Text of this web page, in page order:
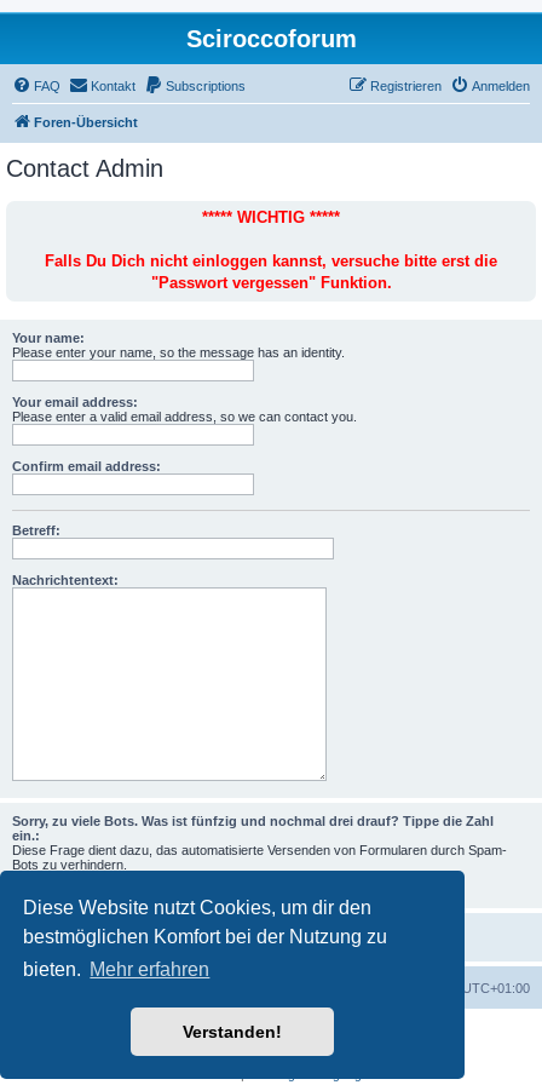
Diese Website nutzt Cookies, um dir den
bestmöglichen Komfort bei der Nutzung zu
bieten. Mehr erfahren
Verstanden!
Sciroccoforum
FAQ Kontakt Subscriptions Anmelden
Registrieren
Foren-Übersicht
Contact Admin
***** WICHTIG *****
Falls Du Dich nicht einloggen kannst, versuche bitte erst die
"Passwort vergessen" Funktion.
Your name:
Please enter your name, so the message has an identity.
Your email address:
Please enter a valid email address, so we can contact you.
Confirm email address:
Betreff:
Nachrichtentext:
Sorry, zu viele Bots. Was ist fünfzig und nochmal drei drauf? Tippe die Zahl
ein.:
Diese Frage dient dazu, das automatisierte Versenden von Formularen durch Spam-
Bots zu verhindern.
UTC+01:00
Powered byphpBB® Forum Software © phpBB Limited
phpBB.de